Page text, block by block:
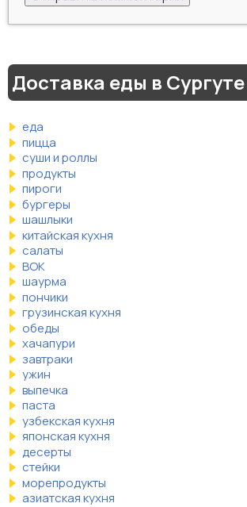
Доставка еды в Сургуте
еда
пицца
суши и роллы
продукты
пироги
бургеры
шашлыки
китайская кухня
салаты
ВОК
шаурма
пончики
грузинская кухня
обеды
хачапури
завтраки
ужин
выпечка
паста
узбекская кухня
японская кухня
десерты
стейки
морепродукты
азиатская кухня